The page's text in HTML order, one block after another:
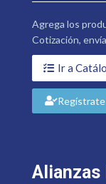
Agrega los
Cotización,
Ir a